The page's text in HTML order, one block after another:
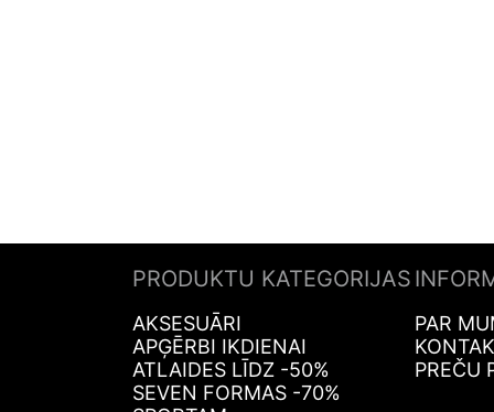
PRODUKTU KATEGORIJAS
AKSESUĀRI
APĢĒRBI IKDIENAI
ATLAIDES LĪDZ -50%
SEVEN FORMAS -70%
PAR
PREČU